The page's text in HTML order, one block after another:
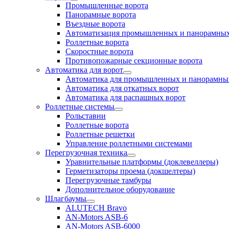
Промышленные ворота
Панорамные ворота
Въездные ворота
Автоматизация промышленных и
Роллетные ворота
Скоростные ворота
Противопожарные секционные ворота
Автоматика для ворот
Автоматика для промышленных и
Автоматика для откатных ворот
Автоматика для распашных ворот
Роллетные системы
Рольставни
Роллетные ворота
Роллетные решетки
Управление роллетными системами
Перегрузочная техника
Уравнительные платформы (доклевеллеры)
Герметизаторы проема (докшелтеры)
Перегрузочные тамбуры
Дополнительное оборудование
Шлагбаумы
ALUTECH Bravo
AN-Motors ASB-6
AN-Motors ASB-6000